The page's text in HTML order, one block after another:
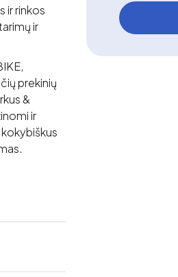
ir rinkos
ir
prekinių
&
ir